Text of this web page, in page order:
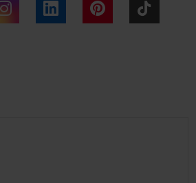
Instagram LinkedIn Pinterest